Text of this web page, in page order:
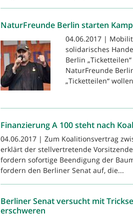
NaturFreunde Berlin starten
04.06.2017 |
solidarisches
Berlin
NaturFreunde
„Ticketteilen“
Finanzierung A 100 steht nach
04.06.2017 | Zum Koalitionsvertrag
erklärt der stellvertretende
fordern sofortige Beendigung der
fordern den Berliner Senat auf, die...
Berliner Senat versucht mit
erschweren